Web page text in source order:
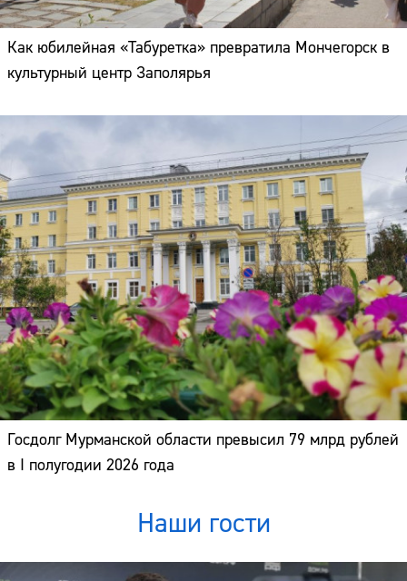
Как юбилейная «Табуретка» превратила Мончегорск в
культурный центр Заполярья
Госдолг Мурманской области превысил 79 млрд рублей
в I полугодии 2026 года
Наши гости